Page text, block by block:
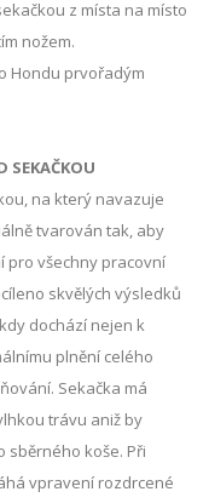
z místa na místo
nožem.
Hondu prvořadým
SEKAČKOU
na který navazuje
tvarován tak, aby
pro všechny pracovní
skvělých výsledků
dochází nejen k
plnění celého
Sekačka má
trávu aniž by
sběrného koše. Při
vpravení rozdrcené